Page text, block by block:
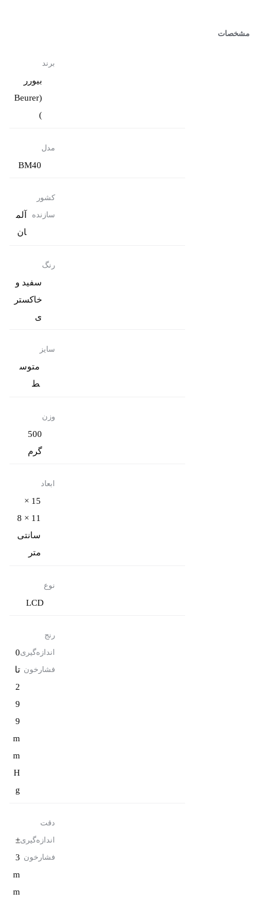
مشخصات
برند
بیورر
(Beurer
)
مدل
BM40
کشور
سازنده
آلم
ان
رنگ
سفید و
خاکستر
ی
سایز
متوس
ط
وزن
500
گرم
ابعاد
15 ×
11 × 8
سانتی‌
متر
نوع
LCD
رنج
اندازه‌گیری
فشارخون
0
تا
2
9
9
m
m
H
g
دقت
اندازه‌گیری
فشارخون
±
3
m
m